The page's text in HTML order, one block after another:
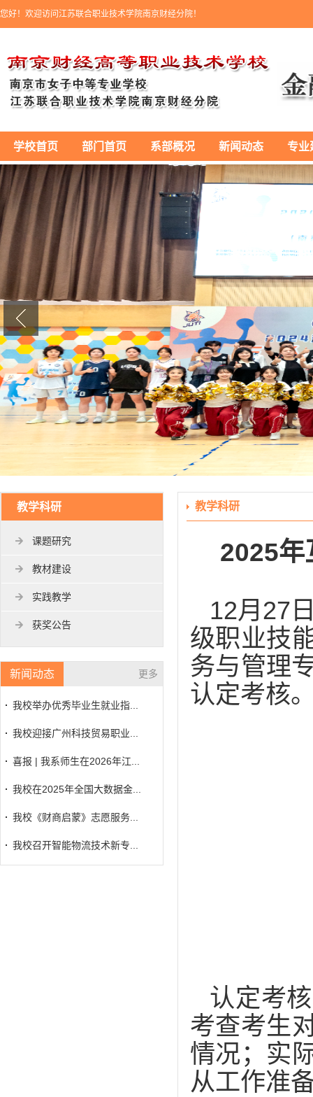
您好！欢迎访问江苏联合职业技术学院南京财经分院！
学校首页 部门首页 系部概况 新闻动态 专业
教学科研
课题研究
教材建设
实践教学
获奖公告
新闻动态 更多
我校举办优秀毕业生就业指...
我校迎接广州科技贸易职业...
喜报 | 我系师生在2026年江...
我校在2025年全国大数据金...
我校《财商启蒙》志愿服务...
我校召开智能物流技术新专...
教学科研
2025年
12月27
级职业技
务与管理
认定考核
认定考
考查考生
情况；实
从工作准